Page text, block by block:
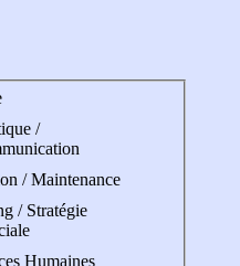
/
/ Maintenance
/ Stratégie
Humaines